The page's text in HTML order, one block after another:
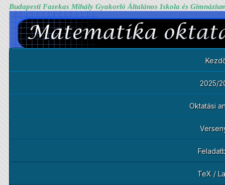
Budapesti Fazekas Mihály Gyakorló Általános Iskola és
2025/
Oktatási
TeX /